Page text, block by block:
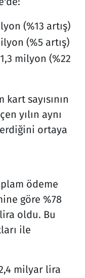
(%13 artış)
(%5 artış)
milyon (%22
sayısının
yılın aynı
ortaya
ödeme
göre %78
oldu. Bu
ile
milyar lira